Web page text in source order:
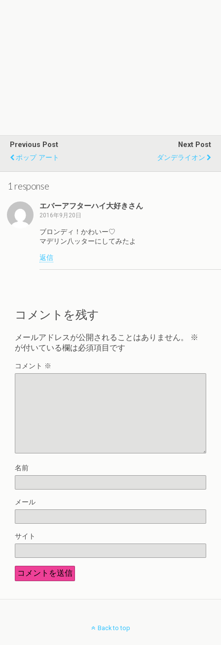
Previous Post
ポップ アート
Next Post
ダンデライオン
1 response
エバーアフターハイ大好きさん
2016年9月20日
ブロンディ！かわいー♡
マデリン八ッターにしてみたよ
返信
コメントを残す
メールアドレスが公開されることはありません。
※
が付いている欄は必須項目です
コメント ※
名前
メール
サイト
Back to top